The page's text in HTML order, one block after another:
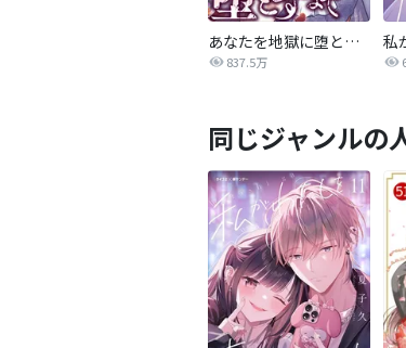
あなたを地獄に堕とすまで
837.5万
私
同じジャンルの